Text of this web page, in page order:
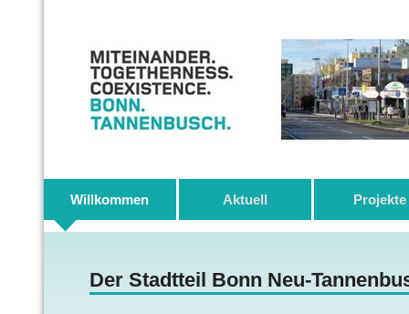
Willkommen Aktuell Projekte
Der Stadtteil Bonn Neu-